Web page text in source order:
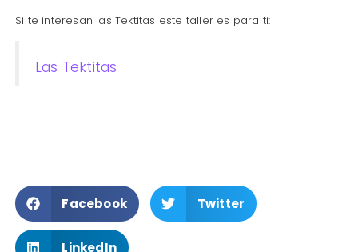
Si te interesan las Tektitas este taller es para ti:
Las Tektitas
Facebook Twitter
LinkedIn